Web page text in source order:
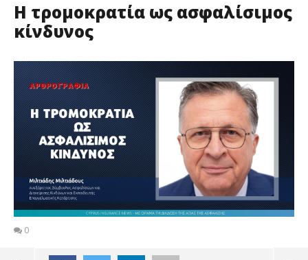
Η τρομοκρατία ως ασφαλίσιμος
κίνδυνος
0